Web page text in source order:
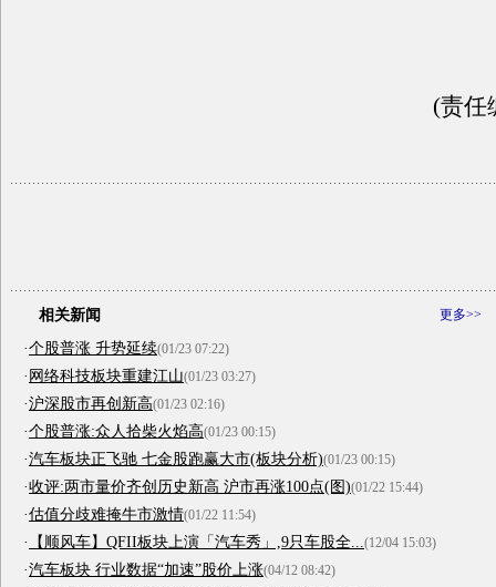
(责任
更多>>
相关新闻
·个股普涨 升势延续(01/23 07:22)
·网络科技板块重建江山(01/23 03:27)
·沪深股市再创新高(01/23 02:16)
·个股普涨:众人拾柴火焰高(01/23 00:15)
·汽车板块正飞驰 七金股跑赢大市(板块分析)(01/23 00:15)
·收评:两市量价齐创历史新高 沪市再涨100点(图)(01/22 15:44)
·估值分歧难掩牛市激情(01/22 11:54)
· 【顺风车】QFII板块上演「汽车秀」,9只车股全... (12/04 15:03)
·汽车板块 行业数据“加速”股价上涨(04/12 08:42)